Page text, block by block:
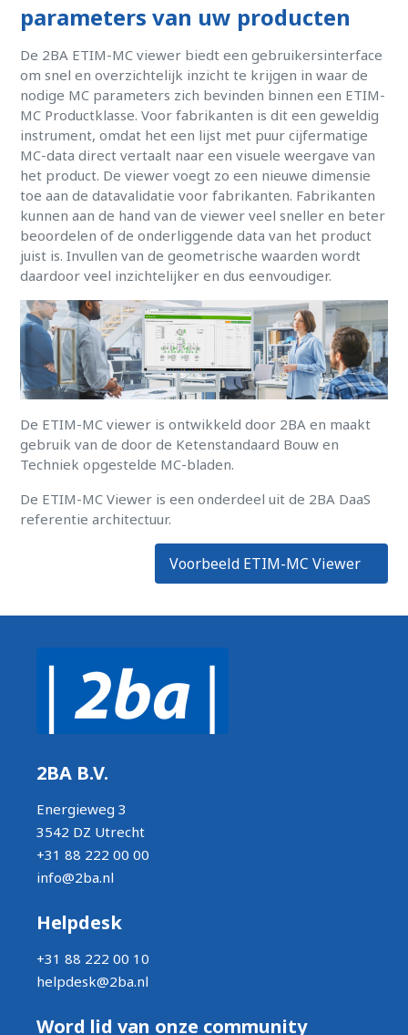
parameters van uw producten
De 2BA ETIM-MC viewer biedt een gebruikersinterface
om snel en overzichtelijk inzicht te krijgen in waar de
nodige MC parameters zich bevinden binnen een ETIM-
MC Productklasse. Voor fabrikanten is dit een geweldig
instrument, omdat het een lijst met puur cijfermatige
MC-data direct vertaalt naar een visuele weergave van
het product. De viewer voegt zo een nieuwe dimensie
toe aan de datavalidatie voor fabrikanten. Fabrikanten
kunnen aan de hand van de viewer veel sneller en beter
beoordelen of de onderliggende data van het product
juist is. Invullen van de geometrische waarden wordt
daardoor veel inzichtelijker en dus eenvoudiger.
De ETIM-MC viewer is ontwikkeld door 2BA en maakt
gebruik van de door de Ketenstandaard Bouw en
Techniek opgestelde MC-bladen.
De ETIM-MC Viewer is een onderdeel uit de 2BA DaaS
referentie architectuur.
Voorbeeld ETIM-MC Viewer
2BA B.V.
Energieweg 3
3542 DZ Utrecht
+31 88 222 00 00
info@2ba.nl
Helpdesk
+31 88 222 00 10
helpdesk@2ba.nl
Word lid van onze community